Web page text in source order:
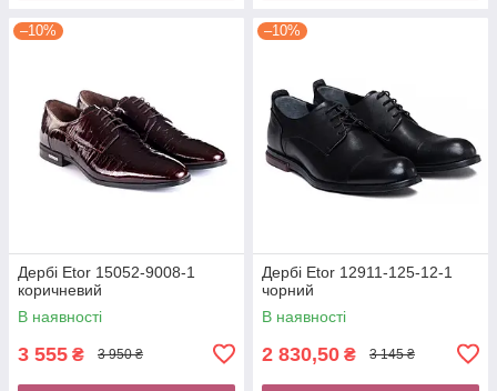
–10%
Дербі Etor 15052-9008-1
коричневий
В наявності
3 555 ₴ 3 950 ₴
–10%
Дербі Etor 12911-125-12-1
чорний
В наявності
2 830,50 ₴ 3 145 ₴